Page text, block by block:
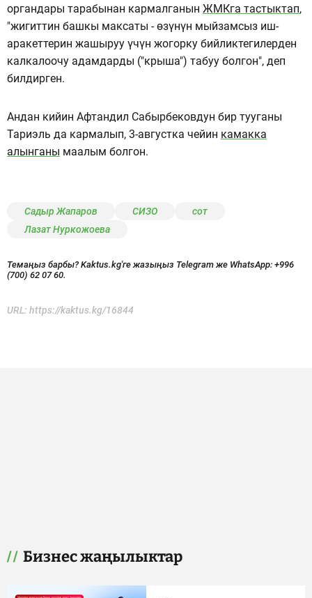
органдары тарабынан кармалганын ЖМКга тастыктап,
"жигиттин башкы максаты - өзүнүн мыйзамсыз иш-
аракеттерин жашыруу үчүн жогорку бийликтегилерден
калкалоочу адамдарды ("крыша") табуу болгон", деп
билдирген.
Андан кийин Афтандил Сабырбековдун бир тууганы
Тариэль да кармалып, 3-августка чейин камакка
алынганы маалым болгон.
Садыр Жапаров СИЗО
сот
Лазат Нуркожоева
Темаңыз барбы? Kaktus.kg'ге жазыңыз Telegram же WhatsApp: +996
(700) 62 07 60.
URL: https://kaktus.kg/16844
Бизнес жаңылыктар